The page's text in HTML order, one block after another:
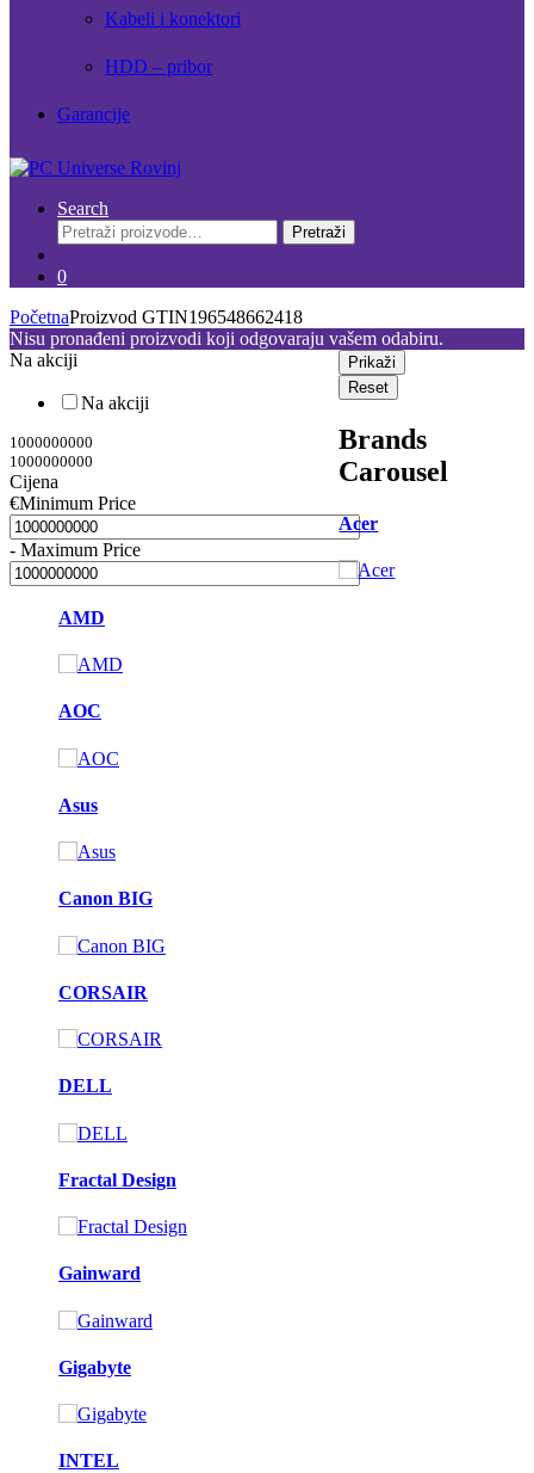
Kabeli i konektori
HDD – pribor
Garancije
Search
Pretraži:
Pretraži
0
PočetnaProizvod GTIN196548662418
Nisu pronađeni proizvodi koji odgovaraju vašem odabiru.
Na akciji
Na akciji
1000000000
1000000000
Cijena
€Minimum Price
- Maximum Price
Prikaži
Reset
Brands
Carousel
Acer
AMD
AOC
Asus
Canon BIG
CORSAIR
DELL
Fractal Design
Gainward
Gigabyte
INTEL